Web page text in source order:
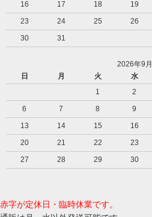
16
17 18 19
23
24 25 26
30
31
2026年9月
日
月 火 水
1
2
6
7 8 9
13
14 15 16
20
21 22 23
27
28 29 30
赤字が定休日・臨時休業です。